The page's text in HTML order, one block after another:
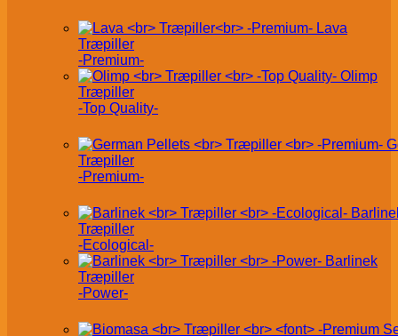
Lava
Træpiller
-Premium-
Olimp
Træpiller
-Top Quality-
Træpiller
-Premium-
Træpiller
-Ecological-
Barlinek
Træpiller
-Power-